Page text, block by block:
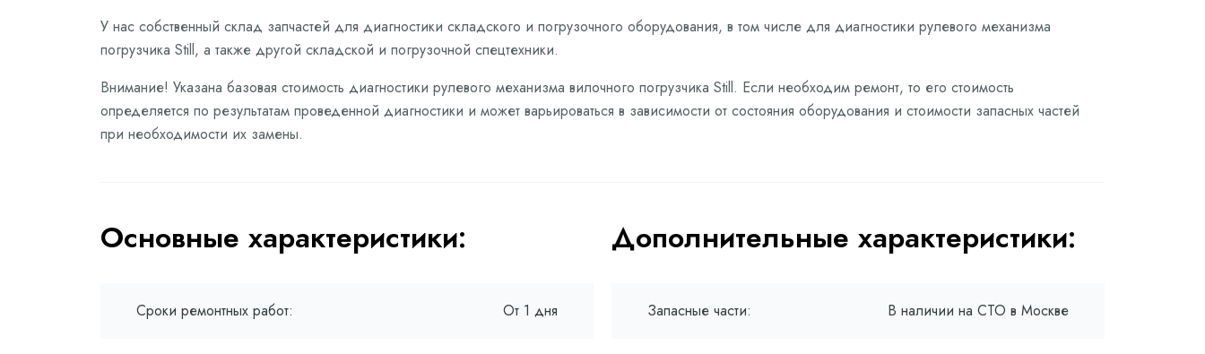
У нас собственный склад запчастей для диагностики складского и погрузочного оборудования, в том числе для диагностики рулевого механизма
погрузчика Still, а также другой складской и погрузочной спецтехники.
Внимание! Указана базовая стоимость диагностики рулевого механизма вилочного погрузчика Still. Если необходим ремонт, то его стоимость
определяется по результатам проведенной диагностики и может варьироваться в зависимости от состояния оборудования и стоимости запасных частей
при необходимости их замены.
Основные характеристики:
Сроки ремонтных работ: От 1 дня
Дополнительные характеристики:
Запасные части: В наличии на СТО в Москве